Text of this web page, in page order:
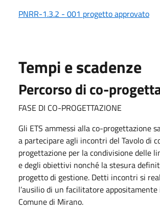
PNRR-1.3.2 - 001 progetto approvato
Tempi e scadenze
Percorso di co-
FASE DI CO-PROGETTAZIONE
Gli ETS ammessi alla co-progettazione
a partecipare agli incontri del Tavolo di
progettazione per la condivisione delle
e degli obiettivi nonché la stesura
progetto di gestione. Detti incontri si
l’ausilio di un facilitatore
Comune di Mirano.